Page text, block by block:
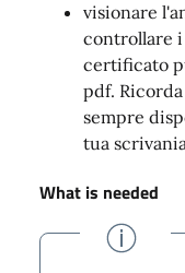
visionare
controllare i
certificato
pdf.
sempre
tua
What is needed